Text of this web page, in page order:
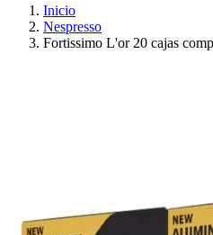
Inicio
Nespresso
Fortissimo L'or 20 cajas